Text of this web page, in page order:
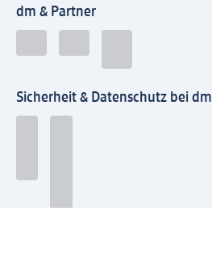
dm & Partner
Sicherheit & Datenschutz bei dm